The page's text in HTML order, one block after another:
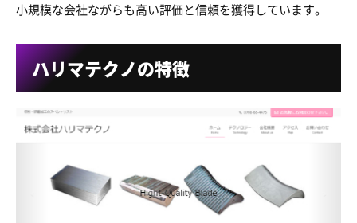
小規模な会社ながらも高い評価と信頼を獲得しています。
ハリマテクノの特徴